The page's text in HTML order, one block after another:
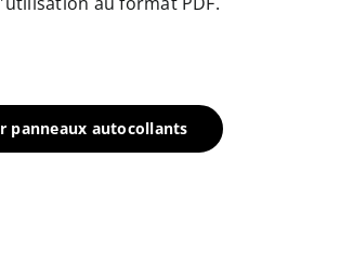
panneaux autocollants